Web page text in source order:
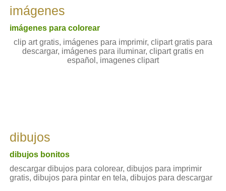
imágenes
imágenes para colorear
clip art gratis, imágenes para imprimir, clipart gratis para
descargar, imágenes para iluminar, clipart gratis en
español, imagenes clipart
dibujos
dibujos bonitos
descargar dibujos para colorear, dibujos para imprimir
gratis, dibujos para pintar en tela, dibujos para descargar